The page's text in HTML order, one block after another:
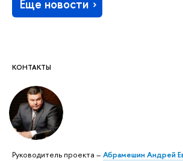
КОНТАКТЫ
Руководитель проекта – Абрамешин Андрей
Еще новости